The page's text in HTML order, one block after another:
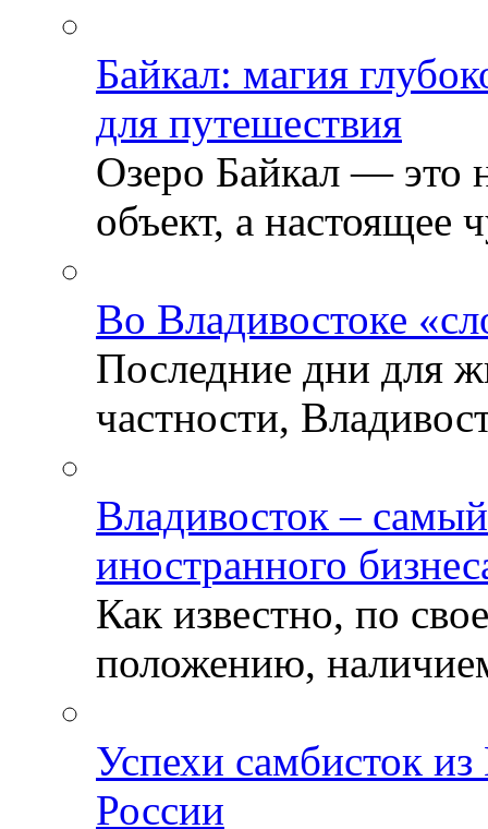
Байкал: магия
для путешествия
Озеро Байкал — это
объект, а настоящее
Во Владивостоке
Последние дни для
частности,
Владивосток –
иностранного
Как известно, по
положению,
Успехи самбисток
России